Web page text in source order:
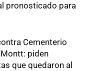
pronosticado para
Cementerio
piden
que quedaron al